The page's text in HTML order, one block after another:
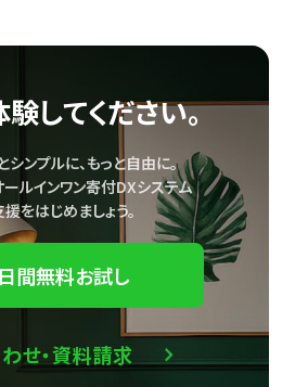
してください。
シンプルに、もっと自由に。
ルインワン寄付DXシステム
をはじめましょう。
間無料お試し
せ・資料請求